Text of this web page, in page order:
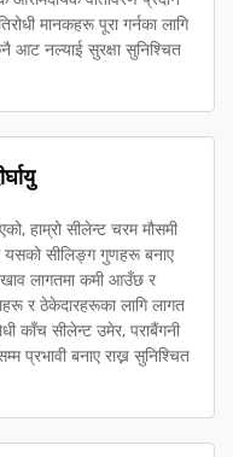
मानकहरू पूरा गर्नका लागि
आट नल्याई सुरक्षा सुनिश्चित
हाम्रो सीलेन्ट चरम मौसमी
सीलिङ्ग गुणहरू बनाए
लागतमा कमी आउँछ र
र ठेकेदारहरूका लागि लागत
काँच सीलेन्ट उमेर, पराबैंगनी
प्रभावी बनाए राख्न सुनिश्चित